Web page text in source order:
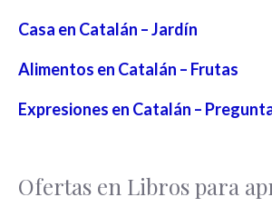
Casa en Catalán – Jardín
Alimentos en Catalán – Frutas
Expresiones en Catalán –
Ofertas en Libros para